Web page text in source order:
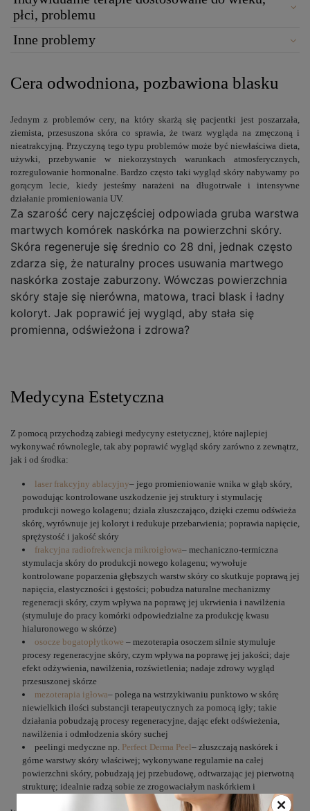
płci, problemu
Inne problemy
Cera odwodniona, pozbawiona blasku
Jednym z problemów cery, na który skarżą się pacjentki jest poszarzała,
ziemista, przesuszona skóra co sprawia, że twarz wygląda na zmęczoną i
nieatrakcyjną. Przyczyną tego typu problemów może być niewłaściwa dieta,
używki, przebywanie w niekorzystnych warunkach atmosferycznych,
rozregulowanie hormonalne. Bardzo często taki wygląd skóry nabywamy po
gorącym lecie, kiedy jesteśmy narażeni na długotrwałe i intensywne
działanie promieniowania UV.
Za szarość cery najczęściej odpowiada gruba warstwa
martwych komórek naskórka na powierzchni skóry.
Skóra regeneruje się średnio co 28 dni, jednak często
zdarza się, że naturalny proces usuwania martwego
naskórka zostaje zaburzony. Wówczas powierzchnia
skóry staje się nierówna, matowa, traci blask i ładny
koloryt. Jak poprawić jej wygląd, aby stała się
promienna, odświeżona i zdrowa?
Medycyna Estetyczna
Z pomocą przychodzą zabiegi medycyny estetycznej, które najlepiej
wykonywać równolegle, tak aby poprawić wygląd skóry zarówno z zewnątrz,
jak i od środka:
laser frakcyjny ablacyjny– jego promieniowanie wnika w głąb skóry,
powodując kontrolowane uszkodzenie jej struktury i stymulację
produkcji nowego kolagenu; działa złuszczająco, dzięki czemu odświeża
skórę, wyrównuje jej koloryt i redukuje przebarwienia; poprawia napięcie,
sprężystość i jakość skóry
frakcyjna radiofrekwencja mikroigłowa– mechaniczno-termiczna
stymulacja skóry do produkcji nowego kolagenu; wywołuje
kontrolowane poparzenia głębszych warstw skóry co skutkuje poprawą jej
napięcia, elastyczności i gęstości; pobudza naturalne mechanizmy
regeneracji skóry, czym wpływa na poprawę jej ukrwienia i nawilżenia
(stymuluje do pracy komórki odpowiedzialne za produkcję kwasu
hialuronowego w skórze)
osocze bogatopłytkowe – mezoterapia osoczem silnie stymuluje
procesy regeneracyjne skóry, czym wpływa na poprawę jej jakości; daje
efekt odżywienia, nawilżenia, rozświetlenia; nadaje zdrowy wygląd
przesuszonej skórze
mezoterapia igłowa– polega na wstrzykiwaniu punktowo w skórę
niewielkich ilości substancji terapeutycznych za pomocą igły; takie
działania pobudzają procesy regeneracyjne, dając efekt odświeżenia,
nawilżenia i odmłodzenia skóry suchej
peelingi medyczne np. Perfect Derma Peel– złuszczają naskórek i
górne warstwy skóry właściwej; wykonywane regularnie na całej
powierzchni skóry, pobudzają jej przebudowę, odtwarzając jej pierwotną
strukturę; idealnie radzą sobie ze zrogowaciałym naskórkiem i
odświeżeniem skóry zniszczonej słońcem